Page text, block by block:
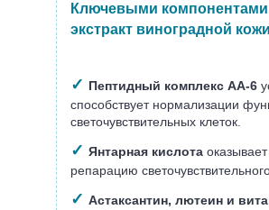
Ключевыми
экстракт виноградной
✓ Пептидный комплекс АА-6
способствует нормализации
светочувствительных клеток.
✓ Янтарная кислота
репарацию
✓ Астаксантин, лютеин и